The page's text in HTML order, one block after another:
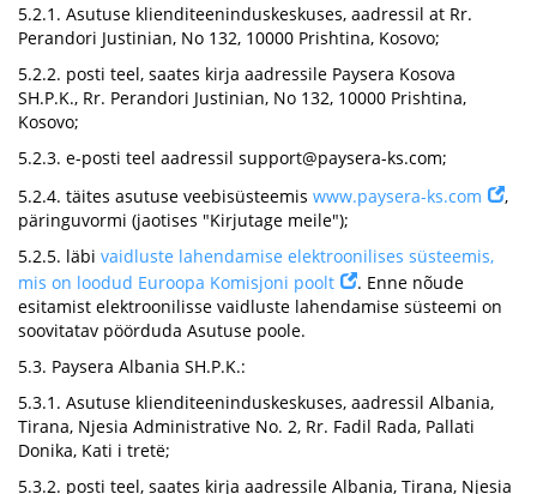
5.2.1. Asutuse klienditeeninduskeskuses, aadressil at Rr.
Perandori Justinian, No 132, 10000 Prishtina, Kosovo;
5.2.2. posti teel, saates kirja aadressile Paysera Kosova
SH.P.K., Rr. Perandori Justinian, No 132, 10000 Prishtina,
Kosovo;
5.2.3. e-posti teel aadressil support@paysera-ks.com;
5.2.4. täites asutuse veebisüsteemis www.paysera-ks.com
,
päringuvormi (jaotises "Kirjutage meile");
5.2.5. läbi vaidluste lahendamise elektroonilises süsteemis,
mis on loodud Euroopa Komisjoni poolt
. Enne nõude
esitamist elektroonilisse vaidluste lahendamise süsteemi on
soovitatav pöörduda Asutuse poole.
5.3. Paysera Albania SH.P.K.:
5.3.1. Asutuse klienditeeninduskeskuses, aadressil Albania,
Tirana, Njesia Administrative No. 2, Rr. Fadil Rada, Pallati
Donika, Kati i tretë;
5.3.2. posti teel, saates kirja aadressile Albania, Tirana, Njesia